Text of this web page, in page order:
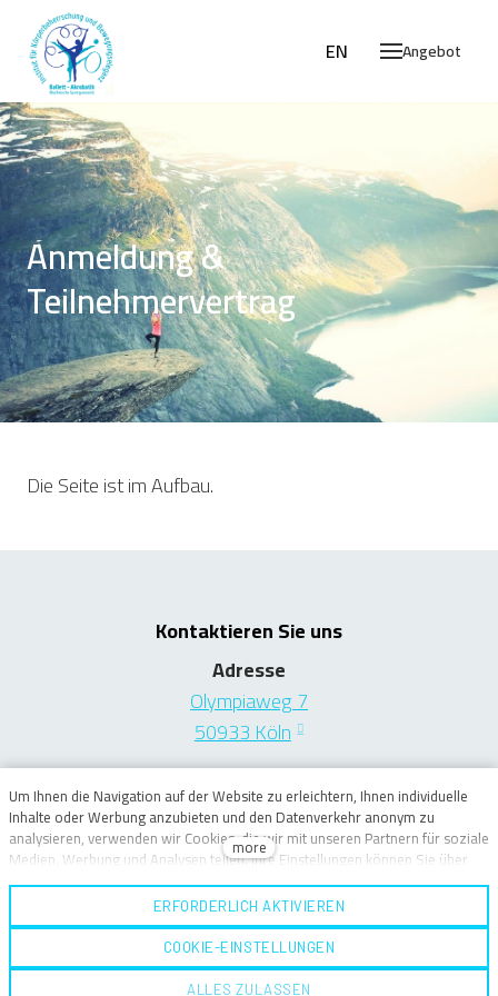
Angebot
DE
EN
Anmeldung &
Teilnehmervertrag
Die Seite ist im Aufbau.
Kontaktieren Sie uns
Adresse
Olympiaweg 7
50933 Köln
Phone: +49 (0) 172 9335425
E-mail:zoppeviola@gmail.com
Um Ihnen die Navigation auf der Website zu erleichtern, Ihnen individuelle
Inhalte oder Werbung anzubieten und den Datenverkehr anonym zu
analysieren, verwenden wir Cookies, die wir mit unseren Partnern für soziale
Medien, Werbung und Analysen teilen. Ihre Einstellungen können Sie über
den Link „Cookie-Einstellungen“ anpassen und jederzeit im Footer der
Website ändern. Nähere Informationen finden Sie in unserer Richtlinie zum
Schutz personenbezogener Daten und zur Verwendung von Cookies. Sind
Sie mit der Verwendung von Cookies einverstanden?
more
ERFORDERLICH AKTIVIEREN
COOKIE-EINSTELLUNGEN
ALLES ZULASSEN